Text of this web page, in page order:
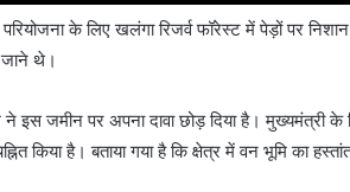
के लिए खलंगा रिजर्व फॉरेस्ट में पेड़ों पर
थे।
ने इस जमीन पर अपना दावा छोड़ दिया है। मुख्यमंत्री
किया है। बताया गया है कि क्षेत्र में वन भूमि का